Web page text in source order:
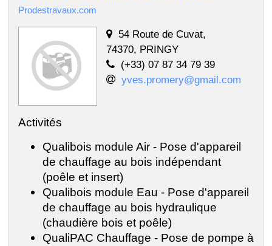
Prodestravaux.com
54 Route de Cuvat,
74370, PRINGY
(+33) 07 87 34 79 39
yves.promery@gmail.com
Activités
Qualibois module Air - Pose d'appareil
de chauffage au bois indépendant
(poêle et insert)
Qualibois module Eau - Pose d'appareil
de chauffage au bois hydraulique
(chaudière bois et poêle)
QualiPAC Chauffage - Pose de pompe à